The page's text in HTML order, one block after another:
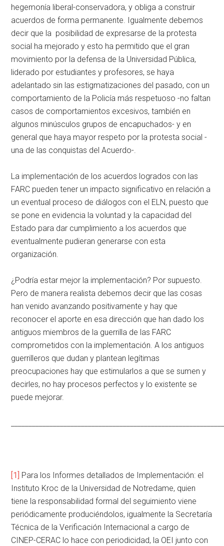
hegemonía liberal-conservadora, y obliga a construir
acuerdos de forma permanente. Igualmente debemos
decir que la posibilidad de expresarse de la protesta
social ha mejorado y esto ha permitido que el gran
movimiento por la defensa de la Universidad Pública,
liderado por estudiantes y profesores, se haya
adelantado sin las estigmatizaciones del pasado, con un
comportamiento de la Policía más respetuoso -no faltan
casos de comportamientos excesivos, también en
algunos minúsculos grupos de encapuchados- y en
general que haya mayor respeto por la protesta social -
una de las conquistas del Acuerdo-.
La implementación de los acuerdos logrados con las
FARC pueden tener un impacto significativo en relación a
un eventual proceso de diálogos con el ELN, puesto que
se pone en evidencia la voluntad y la capacidad del
Estado para dar cumplimiento a los acuerdos que
eventualmente pudieran generarse con esta
organización.
¿Podría estar mejor la implementación? Por supuesto.
Pero de manera realista debemos decir que las cosas
han venido avanzando positivamente y hay que
reconocer el aporte en esa dirección que han dado los
antiguos miembros de la guerrilla de las FARC
comprometidos con la implementación. A los antiguos
guerrilleros que dudan y plantean legítimas
preocupaciones hay que estimularlos a que se sumen y
decirles, no hay procesos perfectos y lo existente se
puede mejorar.
[1]
Para los Informes detallados de Implementación: el
Instituto Kroc de la Universidad de Notredame, quien
tiene la responsabilidad formal del seguimiento viene
periódicamente produciéndolos, igualmente la Secretaría
Técnica de la Verificación Internacional a cargo de
CINEP-CERAC lo hace con periodicidad, la OEI junto con